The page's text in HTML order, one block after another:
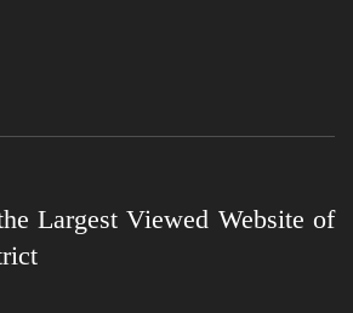
Largest Viewed Website of